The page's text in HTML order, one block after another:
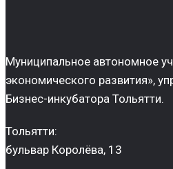
Муниципальное автономное
экономического развития»,
Бизнес-инкубатора Тольятти.
Тольятти:
бульвар Королёва, 13